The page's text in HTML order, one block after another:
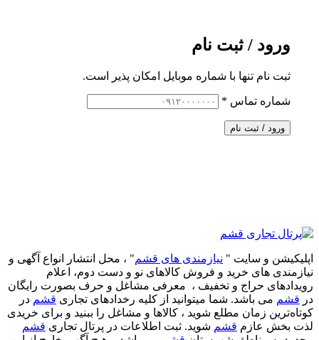
ورود / ثبت نام
ثبت نام تنها با شماره موبایل امکان پذیر است.
شماره تماس *
ورود / ثبت نام
اپلیکیشن و سایت " نیازمندی های قشم" ، محل انتشار انواع آگهی و
نیازمندی های خرید و فروش کالاهای نو و دست‌ دوم، اعلام
رویدادهای حراج و تخفیف ، معرفی مشاغل و حرف بصورت رایگان
در قشم می باشد. شما میتوانید از کلیه رخدادهای تجاری قشم در
کوتاه‌ترین زمان مطلع شوید ، کالاها و مشاغل را ببنید و برای خریدی
لذت بخش عازم قشم شوید. ثبت اطلاعات در پرتال تجاری قشم